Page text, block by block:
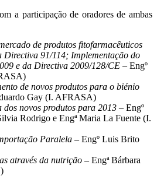
a participação de oradores de ambas
de produtos fitofarmacêuticos
Directiva 91/114; Implementação do
e da Directiva 2009/128/CE – Engº
de novos produtos para o biénio
Gay (I. AFRASA)
dos novos produtos para 2013 – Engº
Rodrigo e Engª Maria La Fuente (I.
Paralela – Engº Luis Brito
através da nutrição – Engª Bárbara